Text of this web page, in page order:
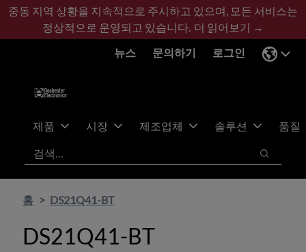
기
콘
바
글
중동 지역 상황을 지속적으로 주시하고 있으며, 모든 서비스는
정상적으로 운영되고 있습니다. 더 읽어보기 →
뉴스
문의하기 로그인
제품 시장 제조업체 솔루션
품질
검색
검색
홈 DS21Q41-BT
DS21Q41-BT